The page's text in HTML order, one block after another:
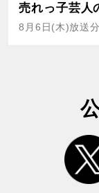
売れっ子芸人
8月6日(木)放送分